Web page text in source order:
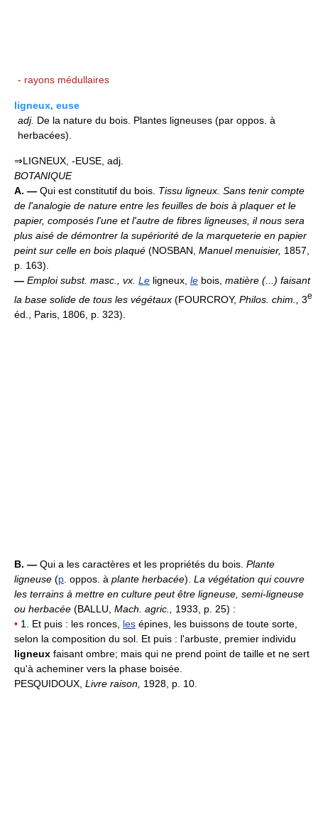
- rayons médullaires
ligneux, euse
adj. De la nature du bois. Plantes ligneuses (par oppos. à
herbacées).
⇒LIGNEUX, -EUSE, adj.
BOTANIQUE
A. — Qui est constitutif du bois. Tissu ligneux. Sans tenir compte
de l'analogie de nature entre les feuilles de bois à plaquer et le
papier, composés l'une et l'autre de fibres ligneuses, il nous sera
plus aisé de démontrer la supériorité de la marqueterie en papier
peint sur celle en bois plaqué (NOSBAN, Manuel menuisier, 1857,
p. 163).
— Emploi subst. masc., vx. Le ligneux, le bois, matière (...) faisant
la base solide de tous les végétaux (FOURCROY, Philos. chim., 3e
éd., Paris, 1806, p. 323).
B. — Qui a les caractères et les propriétés du bois. Plante
ligneuse (p . oppos. à plante herbacée). La végétation qui couvre
les terrains à mettre en culture peut être ligneuse, semi-ligneuse
ou herbacée (BALLU, Mach. agric., 1933, p. 25) :
• 1. Et puis : les ronces, les épines, les buissons de toute sorte,
selon la composition du sol. Et puis : l'arbuste, premier individu
ligneux faisant ombre; mais qui ne prend point de taille et ne sert
qu'à acheminer vers la phase boisée.
PESQUIDOUX, Livre raison, 1928, p. 10.